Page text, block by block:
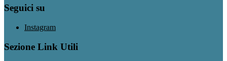
Seguici su
Instagram
Sezione Link Utili